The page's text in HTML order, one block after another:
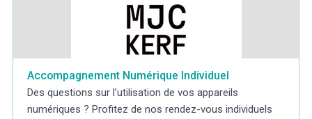
Accompagnement Numérique Individuel
Des questions sur l’utilisation de vos appareils
numériques ? Profitez de nos rendez-vous individuels